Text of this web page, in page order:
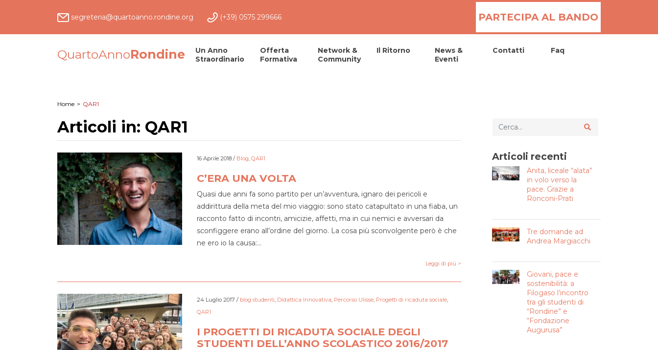
segreteria@quartoanno.rondine.org (+39) 0575 299666 PARTECIPA AL BANDO
QuartoAnnoRondine
Un Anno
Straordinario
Offerta
Formativa
Network &
Community
Il Ritorno
News &
Eventi
Contatti Faq
Home > QAR1
Articoli in: QAR1
16 Aprile 2018/ Blog, QAR1
C’ERA UNA VOLTA
Quasi due anni fa sono partito per un’avventura, ignaro dei pericoli e
addirittura della meta del mio viaggio: sono stato catapultato in una fiaba, un
racconto fatto di incontri, amicizie, affetti, ma in cui nemici e avversari da
sconfiggere erano all’ordine del giorno. La cosa più sconvolgente però è che
ne ero io la causa:…
Leggi di più >
24 Luglio 2017 / blog studenti, Didattica Innovativa, Percorso Ulisse, Progetti di ricaduta sociale,
QAR1
I PROGETTI DI RICADUTA SOCIALE DEGLI
STUDENTI DELL’ANNO SCOLASTICO 2016/2017
Articoli recenti
Anita, liceale “alata”
in volo verso la
pace. Grazie a
Ronconi-Prati
Tre domande ad
Andrea Margiacchi
Giovani, pace e
sostenibilità: a
Filogaso l’incontro
tra gli studenti di
“Rondine” e
“Fondazione
Augurusa”